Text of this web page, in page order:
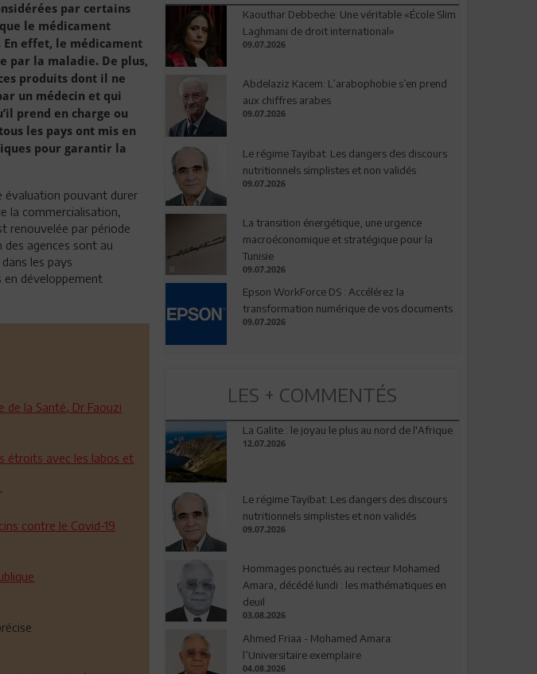
par certains
le médicament
effet, le médicament
par la maladie. De plus,
produits dont il ne
un médecin et qui
prend en charge ou
les pays ont mis en
pour garantir la
évaluation pouvant durer
la commercialisation,
renouvelée par période
des agences sont au
les pays
en développement
de la Santé, Dr Faouzi
étroits avec les labos et
contre le Covid-19
Kaouthar Debbeche: Une véritable «École Slim
Laghmani de droit international»
09.07.2026
Abdelaziz Kacem: L’arabophobie s’en prend
aux chiffres arabes
09.07.2026
Le régime Tayibat: Les dangers des discours
nutritionnels simplistes et non validés
09.07.2026
La transition énergétique, une urgence
macroéconomique et stratégique pour la
Tunisie
09.07.2026
Epson WorkForce DS : Accélérez la
transformation numérique de vos documents
09.07.2026
LES + COMMENTÉS
La Galite : le joyau le plus au nord de l'Afrique
12.07.2026
Le régime Tayibat: Les dangers des discours
nutritionnels simplistes et non validés
09.07.2026
Hommages ponctués au recteur Mohamed
Amara, décédé lundi : les mathématiques en
deuil
03.08.2026
Ahmed Friaa - Mohamed Amara:
l’Universitaire exemplaire
04.08.2026